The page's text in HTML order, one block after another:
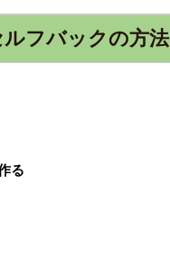
フバックの方法
る